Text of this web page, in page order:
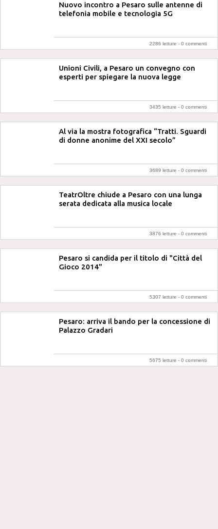
Nuovo incontro a Pesaro sulle antenne di
telefonia mobile e tecnologia 5G
2286 letture - 0 commenti
Unioni Civili, a Pesaro un convegno con
esperti per spiegare la nuova legge
3435 letture - 0 commenti
Al via la mostra fotografica “Tratti. Sguardi
di donne anonime del XXI secolo”
3689 letture - 0 commenti
TeatrOltre chiude a Pesaro con una lunga
serata dedicata alla musica locale
3876 letture - 0 commenti
Pesaro si candida per il titolo di "Città del
Gioco 2014"
5307 letture - 0 commenti
Pesaro: arriva il bando per la concessione di
Palazzo Gradari
5675 letture - 0 commenti